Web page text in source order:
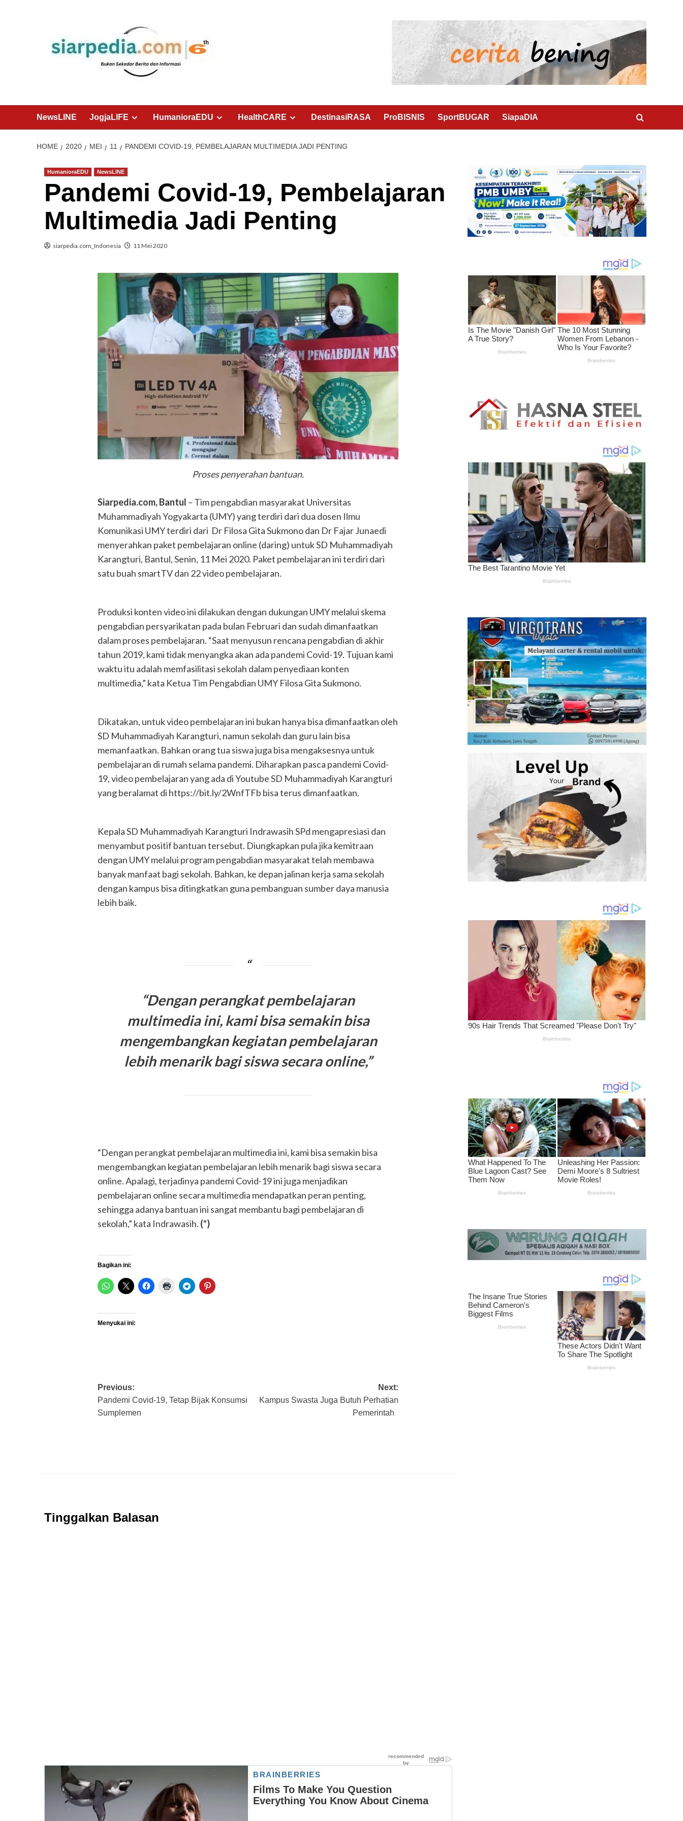
NewsLINE JogjaLIFE HumanioraEDU HealthCARE DestinasiRASA ProBISNIS SportBUGAR SiapaDIA
HOME 2020 MEI 11 PANDEMI COVID-19, PEMBELAJARAN MULTIMEDIA JADI PENTING
HumanioraEDU NewsLINE
Pandemi Covid-19, Pembelajaran
Multimedia Jadi Penting
siarpedia.com_Indonesia 11 Mei 2020
Proses penyerahan bantuan.
Siarpedia.com, Bantul – Tim pengabdian masyarakat Universitas
Muhammadiyah Yogyakarta (UMY) yang terdiri dari dua dosen Ilmu
Komunikasi UMY terdiri dari Dr Filosa Gita Sukmono dan Dr Fajar Junaedi
menyerahkan paket pembelajaran online (daring) untuk SD Muhammadiyah
Karangturi, Bantul, Senin, 11 Mei 2020. Paket pembelajaran ini terdiri dari
satu buah smartTV dan 22 video pembelajaran.
Produksi konten video ini dilakukan dengan dukungan UMY melalui skema
pengabdian persyarikatan pada bulan Februari dan sudah dimanfaatkan
dalam proses pembelajaran. “Saat menyusun rencana pengabdian di akhir
tahun 2019, kami tidak menyangka akan ada pandemi Covid-19. Tujuan kami
waktu itu adalah memfasilitasi sekolah dalam penyediaan konten
multimedia,” kata Ketua Tim Pengabdian UMY Filosa Gita Sukmono.
Dikatakan, untuk video pembelajaran ini bukan hanya bisa dimanfaatkan oleh
SD Muhammadiyah Karangturi, namun sekolah dan guru lain bisa
memanfaatkan. Bahkan orang tua siswa juga bisa mengaksesnya untuk
pembelajaran di rumah selama pandemi. Diharapkan pasca pandemi Covid-
19, video pembelajaran yang ada di Youtube SD Muhammadiyah Karangturi
yang beralamat di https://bit.ly/2WnfTFb bisa terus dimanfaatkan.
Kepala SD Muhammadiyah Karangturi Indrawasih SPd mengapresiasi dan
menyambut positif bantuan tersebut. Diungkapkan pula jika kemitraan
dengan UMY melalui program pengabdian masyarakat telah membawa
banyak manfaat bagi sekolah. Bahkan, ke depan jalinan kerja sama sekolah
dengan kampus bisa ditingkatkan guna pembanguan sumber daya manusia
lebih baik.
“Dengan perangkat pembelajaran
multimedia ini, kami bisa semakin bisa
mengembangkan kegiatan pembelajaran
lebih menarik bagi siswa secara online,”
“Dengan perangkat pembelajaran multimedia ini, kami bisa semakin bisa
mengembangkan kegiatan pembelajaran lebih menarik bagi siswa secara
online. Apalagi, terjadinya pandemi Covid-19 ini juga menjadikan
pembelajaran online secara multimedia mendapatkan peran penting,
sehingga adanya bantuan ini sangat membantu bagi pembelajaran di
sekolah,” kata Indrawasih. (*)
Bagikan ini:
Menyukai ini:
Post
navigation
Previous:
Pandemi Covid-19, Tetap Bijak Konsumsi
Sumplemen
Next:
Kampus Swasta Juga Butuh Perhatian
Pemerintah
Tinggalkan Balasan